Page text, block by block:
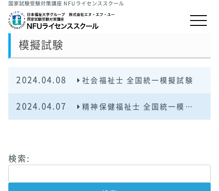
国家試験受験対策講座 NFUライセンススクール
模擬試験
2024.04.08 社会福祉士 全国統一模擬試験
2024.04.07 精神保健福祉士 全国統一模擬試験
検索: